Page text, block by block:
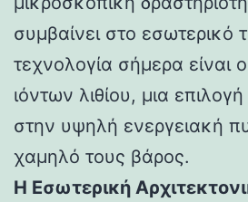
συμβαίνει στο εσωτερικό
τεχνολογία σήμερα είναι
ιόντων λιθίου, μια
στην υψηλή ενεργειακή
χαμηλό τους βάρος.
Η Εσωτερική